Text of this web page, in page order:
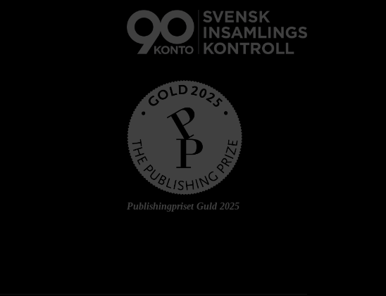
Publishingpriset Guld 2025